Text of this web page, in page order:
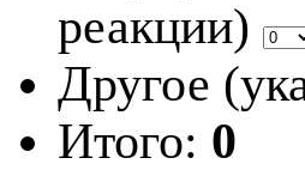
реакции)
Другое
Итого: 0